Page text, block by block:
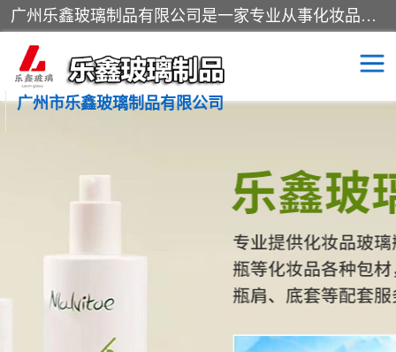
广州乐鑫玻璃制品有限公司是一家专业从事化妆品瓶子、化妆品玻璃瓶子、膏霜瓶、化妆品玻璃瓶等产品的集开发研制、生产、销售于一体的实业型玻璃制品生产企业。产品从设计、开模、试样、生产、蒙砂、抛光、喷涂、高低温单色及多色印刷，烫金（银）到交货实现一条龙服务。
广州市乐鑫玻璃制品有限公司
化妆品包装瓶 香水包装瓶
化妆品玻璃瓶
玻璃瓶